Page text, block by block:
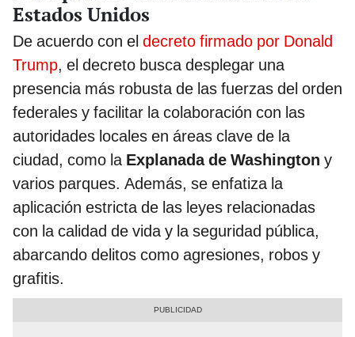
Estados Unidos
De acuerdo con el decreto firmado por Donald
Trump, el decreto busca desplegar una
presencia más robusta de las fuerzas del orden
federales y facilitar la colaboración con las
autoridades locales en áreas clave de la
ciudad, como la Explanada de Washington y
varios parques. Además, se enfatiza la
aplicación estricta de las leyes relacionadas
con la calidad de vida y la seguridad pública,
abarcando delitos como agresiones, robos y
grafitis.